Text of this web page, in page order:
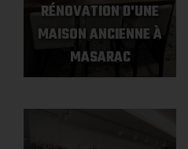
RÉNOVATION D'UNE
MAISON ANCIENNE À
MASARAC